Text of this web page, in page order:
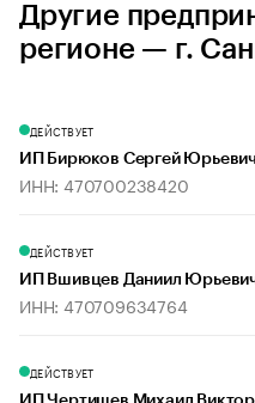
Другие
регионе — г.
ДЕЙСТВУЕТ
ИП Бирюков Сергей Юрьевич
ИНН: 470700238420
ДЕЙСТВУЕТ
ИП Вшивцев Даниил
ИНН: 470709634764
ДЕЙСТВУЕТ